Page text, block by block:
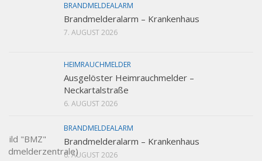
BRANDMELDEALARM
Brandmelderalarm – Krankenhaus
7. AUGUST 2026
HEIMRAUCHMELDER
Ausgelöster Heimrauchmelder –
Neckartalstraße
6. AUGUST 2026
BRANDMELDEALARM
Brandmelderalarm – Krankenhaus
6. AUGUST 2026